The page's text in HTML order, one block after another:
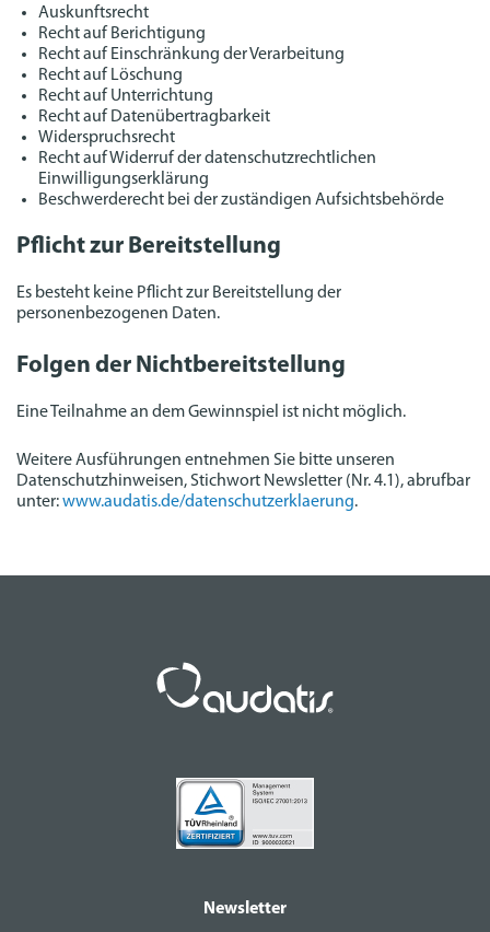
Auskunftsrecht
Recht auf Berichtigung
Recht auf Einschränkung der Verarbeitung
Recht auf Löschung
Recht auf Unterrichtung
Recht auf Datenübertragbarkeit
Widerspruchsrecht
Recht auf Widerruf der datenschutzrechtlichen
Einwilligungserklärung
Beschwerderecht bei der zuständigen Aufsichtsbehörde
Pflicht zur Bereitstellung
Es besteht keine Pflicht zur Bereitstellung der
personenbezogenen Daten.
Folgen der Nichtbereitstellung
Eine Teilnahme an dem Gewinnspiel ist nicht möglich.
Weitere Ausführungen entnehmen Sie bitte unseren
Datenschutzhinweisen, Stichwort Newsletter (Nr. 4.1), abrufbar
unter:www.audatis.de/datenschutzerklaerung.
Newsletter